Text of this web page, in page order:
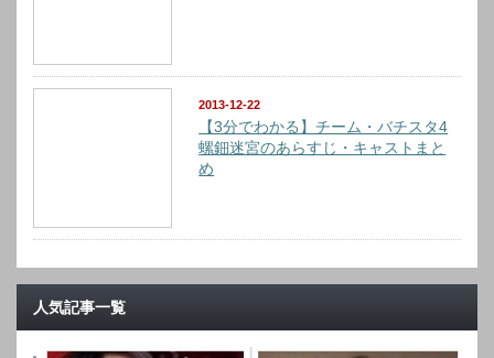
2013-12-22
【3分でわかる】チーム・バチスタ4
螺鈿迷宮のあらすじ・キャストまと
め
人気記事一覧